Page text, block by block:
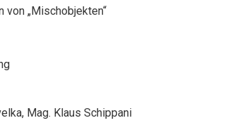
„Mischobjekten“
Mag. Klaus Schippani